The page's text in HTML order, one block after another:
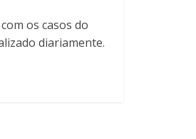
os casos do
diariamente.